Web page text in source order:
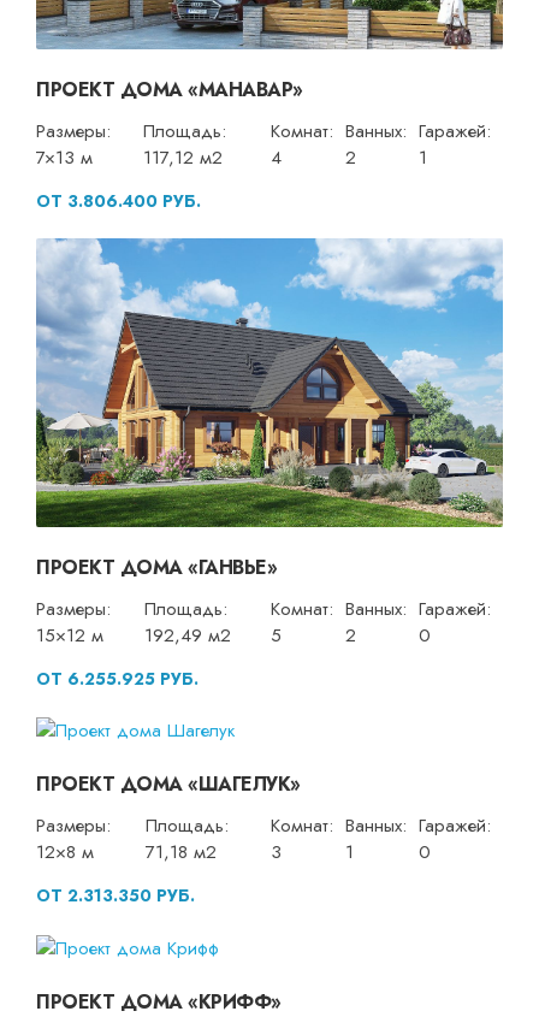
ПРОЕКТ ДОМА «МАНАВАР»
Размеры:
7×13 м
Площадь:
117,12 м2
Комнат:
4
Ванных:
2
Гаражей:
1
ОТ 3.806.400 РУБ.
ПРОЕКТ ДОМА «ГАНВЬЕ»
Размеры:
15×12 м
Площадь:
192,49 м2
Комнат:
5
Ванных:
2
Гаражей:
0
ОТ 6.255.925 РУБ.
ПРОЕКТ ДОМА «ШАГЕЛУК»
Размеры:
12×8 м
Площадь:
71,18 м2
Комнат:
3
Ванных:
1
Гаражей:
0
ОТ 2.313.350 РУБ.
ПРОЕКТ ДОМА «КРИФФ»